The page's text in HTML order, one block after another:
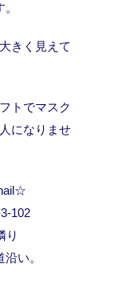
きく見えて
トでマスク
になりませ
102
り
い。